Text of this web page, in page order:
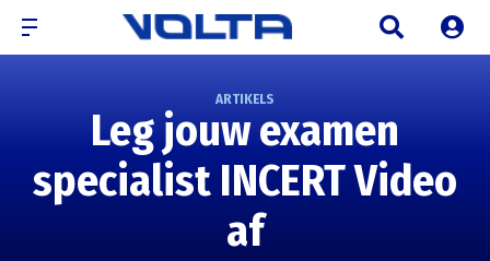
ARTIKELS
Leg jouw examen
specialist INCERT Video
af